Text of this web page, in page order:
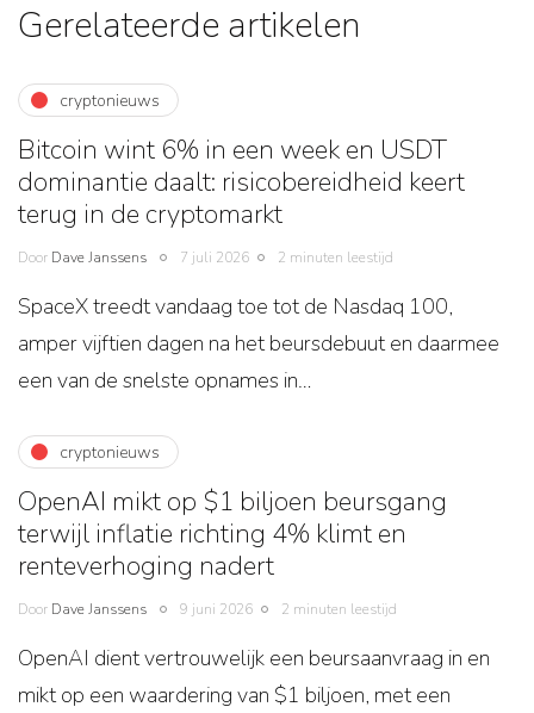
Gerelateerde artikelen
cryptonieuws
Bitcoin wint 6% in een week en USDT
dominantie daalt: risicobereidheid keert
terug in de cryptomarkt
Door Dave Janssens 7 juli 2026 2 minuten leestijd
SpaceX treedt vandaag toe tot de Nasdaq 100,
amper vijftien dagen na het beursdebuut en daarmee
een van de snelste opnames in…
cryptonieuws
OpenAI mikt op $1 biljoen beursgang
terwijl inflatie richting 4% klimt en
renteverhoging nadert
Door Dave Janssens 9 juni 2026 2 minuten leestijd
OpenAI dient vertrouwelijk een beursaanvraag in en
mikt op een waardering van $1 biljoen, met een